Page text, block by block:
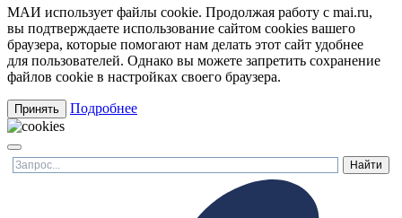
МАИ использует файлы cookie. Продолжая работу с mai.ru,
вы подтверждаете использование сайтом cookies вашего
браузера, которые помогают нам делать этот сайт удобнее
для пользователей. Однако вы можете запретить сохранение
файлов cookie в настройках своего браузера.
Принять Подробнее